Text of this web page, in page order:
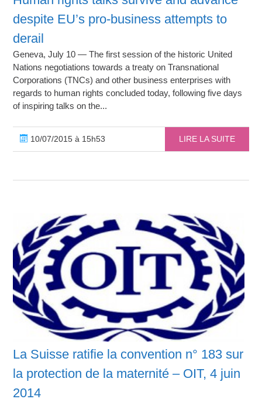
despite EU’s pro-business attempts to
derail
Geneva, July 10 — The first session of the historic United
Nations negotiations towards a treaty on Transnational
Corporations (TNCs) and other business enterprises with
regards to human rights concluded today, following five days
of inspiring talks on the...
10/07/2015 à 15h53 LIRE LA SUITE
La Suisse ratifie la convention n° 183 sur
la protection de la maternité – OIT, 4 juin
2014